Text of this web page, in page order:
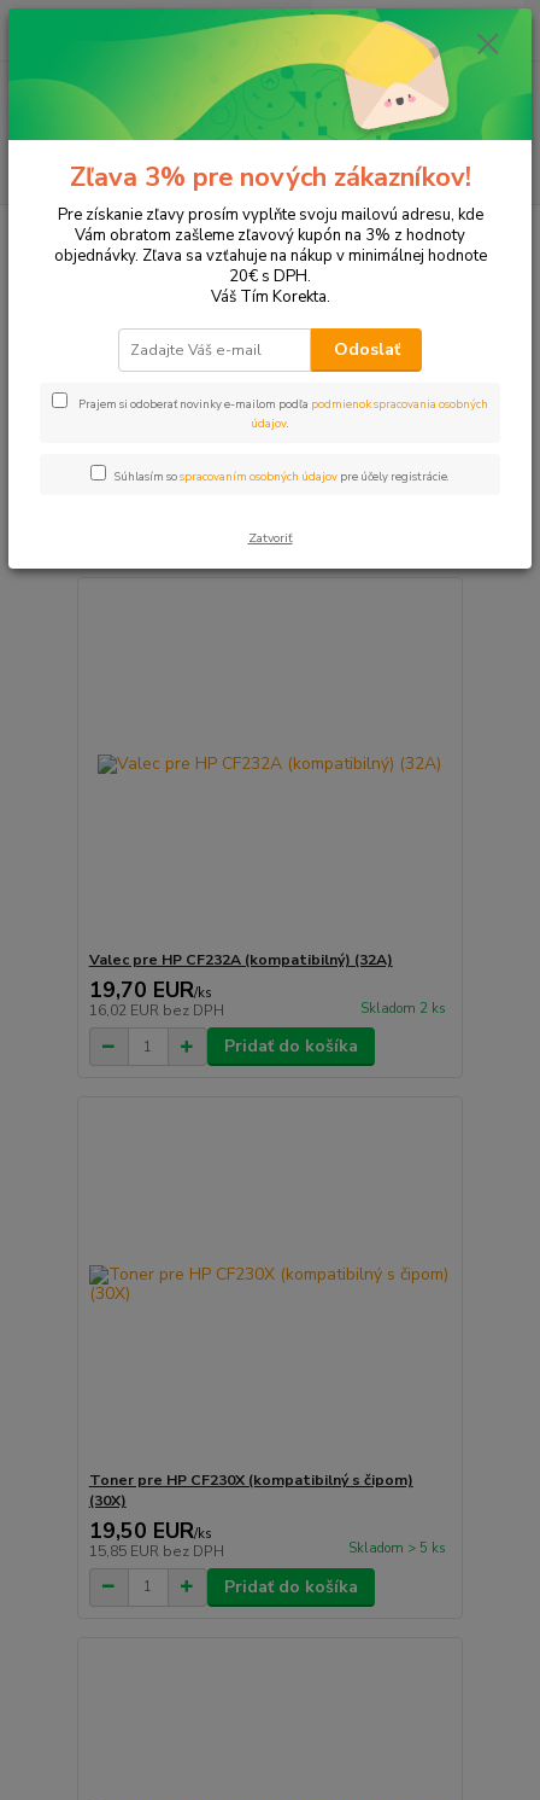
Hľadať
ks
za 0,00 EUR
Tonery a náplne do tlačiarní Hewlett Packard
HP LaserJet Pro
MFP M227fdw
MFP M227fdw
Upresniť parametre
strana
Valec pre HP CF232A (kompatibilný) (32A)
19,70 EUR/ks
16,02 EUR bez DPH Skladom 2 ks
Pridať do košíka
Toner pre HP CF230X (kompatibilný s čipom)
(30X)
19,50 EUR/ks
15,85 EUR bez DPH Skladom > 5 ks
Pridať do košíka
Zľava 3% pre nových zákazníkov!
Pre získanie zľavy prosím vyplňte svoju mailovú adresu, kde
Vám obratom zašleme zľavový kupón na 3% z hodnoty
objednávky. Zľava sa vzťahuje na nákup v minimálnej hodnote
20€ s DPH.
Váš Tím Korekta.
Odoslať
Prajem si odoberať novinky e-mailom podľa podmienok spracovania osobných
údajov.
Súhlasím sospracovaním osobných údajov pre účely registrácie.
Zatvoriť